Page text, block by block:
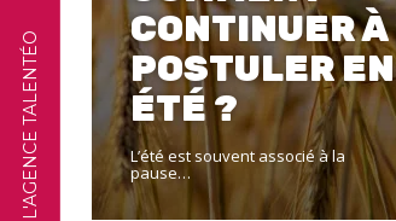
L'AGENCE TALENTÉO
CONTINUER À
POSTULER EN
ÉTÉ ?
L’été est souvent associé à la
pause…